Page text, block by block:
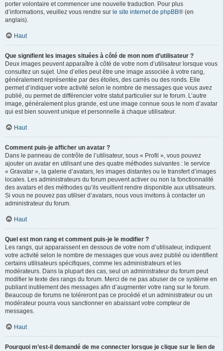
porter volontaire et commencer une nouvelle traduction. Pour plus
d’informations, veuillez vous rendre sur le site internet de phpBB® (en
anglais).
Haut
Que signifient les images situées à côté de mon nom d’utilisateur ?
Deux images peuvent apparaître à côté de votre nom d’utilisateur lorsque vous
consultez un sujet. Une d’elles peut être une image associée à votre rang,
généralement représentée par des étoiles, des carrés ou des ronds. Elle
permet d’indiquer votre activité selon le nombre de messages que vous avez
publié, ou permet de différencier votre statut particulier sur le forum. L’autre
image, généralement plus grande, est une image connue sous le nom d’avatar
qui est bien souvent unique et personnelle à chaque utilisateur.
Haut
Comment puis-je afficher un avatar ?
Dans le panneau de contrôle de l’utilisateur, sous « Profil », vous pouvez
ajouter un avatar en utilisant une des quatre méthodes suivantes : le service
« Gravatar », la galerie d’avatars, les images distantes ou le transfert d’images
locales. Les administrateurs du forum peuvent activer ou non la fonctionnalité
des avatars et des méthodes qu’ils veuillent rendre disponible aux utilisateurs.
Si vous ne pouvez pas utiliser d’avatars, nous vous invitons à contacter un
administrateur du forum.
Haut
Quel est mon rang et comment puis-je le modifier ?
Les rangs, qui apparaissent en dessous de votre nom d’utilisateur, indiquent
votre activité selon le nombre de messages que vous avez publié ou identifient
certains utilisateurs spécifiques, comme les administrateurs et les
modérateurs. Dans la plupart des cas, seul un administrateur du forum peut
modifier le texte des rangs du forum. Merci de ne pas abuser de ce système en
publiant inutilement des messages afin d’augmenter votre rang sur le forum.
Beaucoup de forums ne toléreront pas ce procédé et un administrateur ou un
modérateur pourra vous sanctionner en abaissant votre compteur de
messages.
Haut
Pourquoi m’est-il demandé de me connecter lorsque je clique sur le lien de